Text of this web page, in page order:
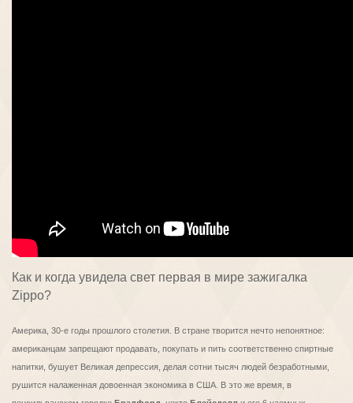
Как и когда увидела свет первая в мире зажигалка
Zippo?
Америка, 30-е годы прошлого столетия. В стране творится нечто непонятное:
американцам запрещают продавать, покупать и пить соответственно спиртные
напитки, бушует Великая депрессия, делая сотни тысяч людей безработными,
рушится налаженная довоенная экономика в США. В это же время, в